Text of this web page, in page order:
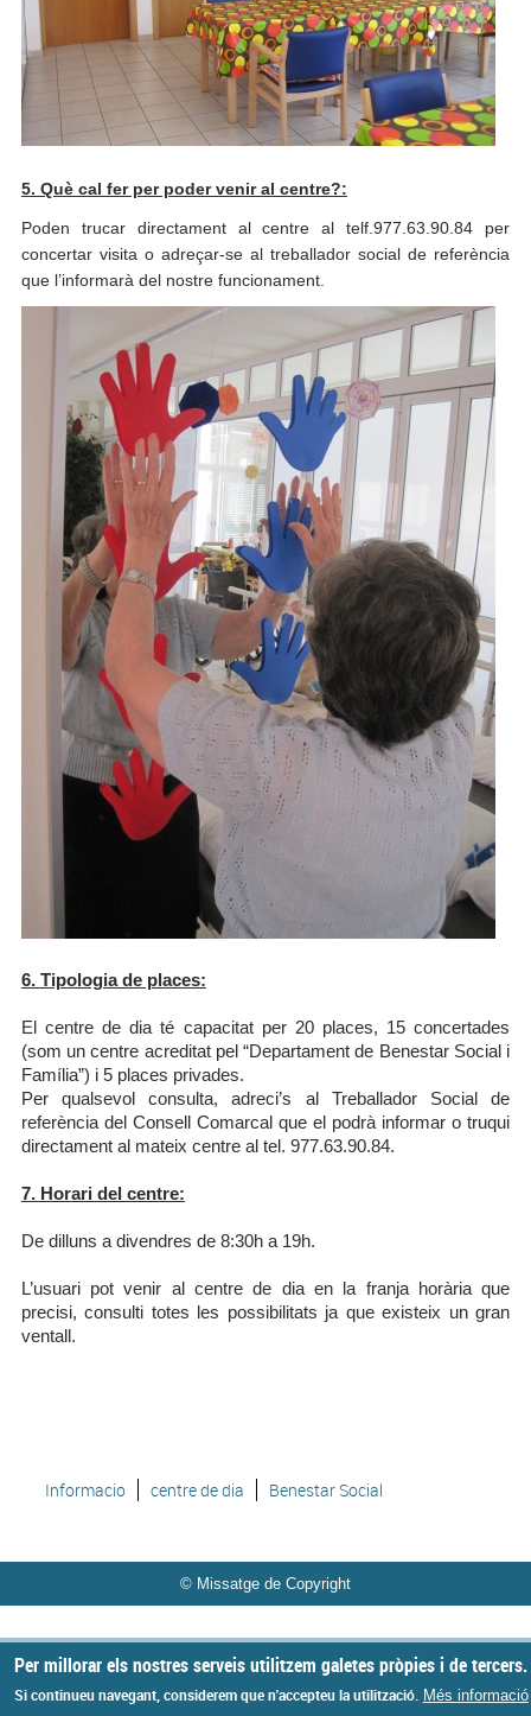
5. Què cal fer per poder venir al centre?:
Poden trucar directament al centre al telf.977.63.90.84 per
concertar visita o adreçar-se al treballador social de referència
que l’informarà del nostre funcionament.
6. Tipologia de places:
El centre de dia té capacitat per 20 places, 15 concertades
(som un centre acreditat pel “Departament de Benestar Social i
Família”) i 5 places privades.
Per qualsevol consulta, adreci’s al Treballador Social de
referència del Consell Comarcal que el podrà informar o truqui
directament al mateix centre al tel. 977.63.90.84.
7. Horari del centre:
De dilluns a divendres de 8:30h a 19h.
L’usuari pot venir al centre de dia en la franja horària que
precisi, consulti totes les possibilitats ja que existeix un gran
ventall.
Informacio centre de dia Benestar Social
© Missatge de Copyright
Per millorar els nostres serveis utilitzem galetes pròpies i de tercers.
Si continueu navegant, considerem que n'accepteu la utilització. Més informació